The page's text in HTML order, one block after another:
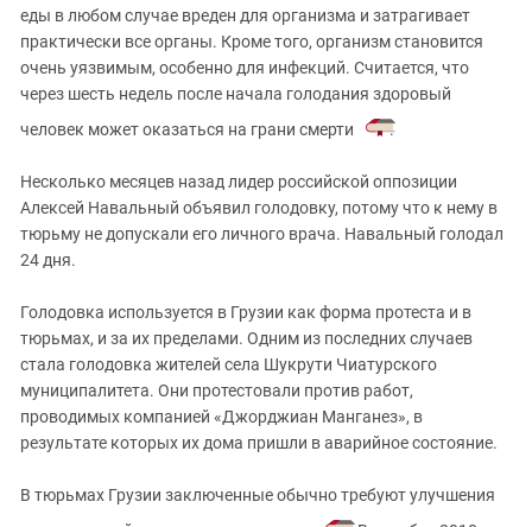
еды в любом случае вреден для организма и затрагивает
практически все органы. Кроме того, организм становится
очень уязвимым, особенно для инфекций. Считается, что
через шесть недель после начала голодания здоровый
человек может оказаться на грани смерти
.
Несколько месяцев назад лидер российской оппозиции
Алексей Навальный объявил голодовку, потому что к нему в
тюрьму не допускали его личного врача. Навальный голодал
24 дня.
Голодовка используется в Грузии как форма протеста и в
тюрьмах, и за их пределами. Одним из последних случаев
стала голодовка жителей села Шукрути Чиатурского
муниципалитета. Они протестовали против работ,
проводимых компанией «Джорджиан Манганез», в
результате которых их дома пришли в аварийное состояние.
В тюрьмах Грузии заключенные обычно требуют улучшения